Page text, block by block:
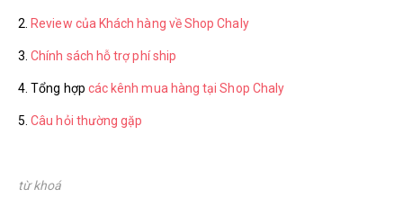
2. Review của Khách hàng về Shop Chaly
3.Chính sách hỗ trợ phí ship
4. Tổng hợp các kênh mua hàng tại Shop Chaly
5.Câu hỏi thường gặp
từ khoá